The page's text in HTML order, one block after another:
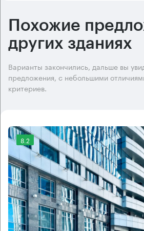
Похожие
других зданиях
Варианты закончились, дальше вы
предложения, с небольшими
критериев.
8.2